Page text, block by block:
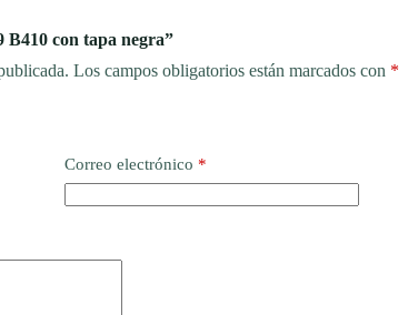
con tapa negra”
Los campos obligatorios están marcados con *
Correo electrónico *